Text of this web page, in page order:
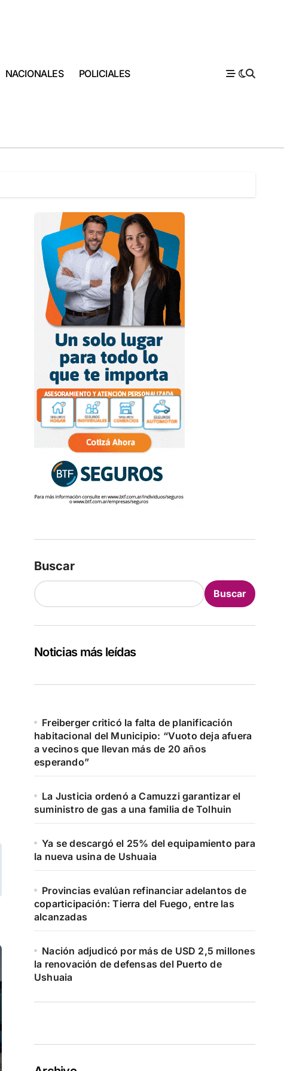
NACIONALES POLICIALES
Buscar
Buscar
Noticias más leídas
Freiberger criticó la falta de planificación
habitacional del Municipio: “Vuoto deja afuera
a vecinos que llevan más de 20 años
esperando”
La Justicia ordenó a Camuzzi garantizar el
suministro de gas a una familia de Tolhuin
Ya se descargó el 25% del equipamiento para
la nueva usina de Ushuaia
Provincias evalúan refinanciar adelantos de
coparticipación: Tierra del Fuego, entre las
alcanzadas
Nación adjudicó por más de USD 2,5 millones
la renovación de defensas del Puerto de
Ushuaia